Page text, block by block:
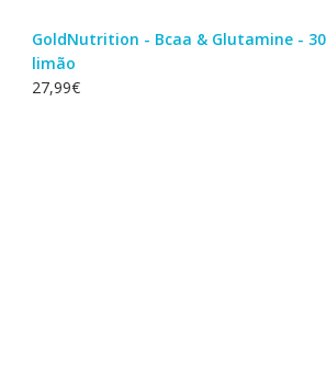
GoldNutrition - Bcaa & Glutamine -
limão
27,99€